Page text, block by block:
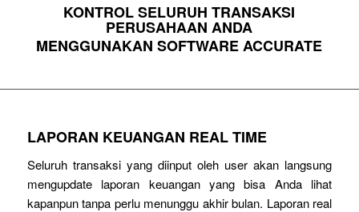
KONTROL SELURUH TRANSAKSI
PERUSAHAAN ANDA
MENGGUNAKAN SOFTWARE ACCURATE
LAPORAN KEUANGAN REAL TIME
Seluruh transaksi yang diinput oleh user akan langsung
mengupdate laporan keuangan yang bisa Anda lihat
kapanpun tanpa perlu menunggu akhir bulan. Laporan real